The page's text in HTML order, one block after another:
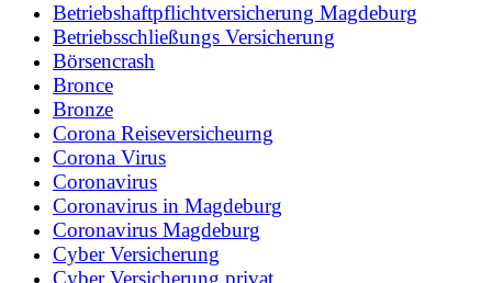
Betriebshaftpflichtversicherung Magdeburg
Betriebsschließungs Versicherung
Börsencrash
Bronce
Bronze
Corona Reiseversicheurng
Corona Virus
Coronavirus
Coronavirus in Magdeburg
Coronavirus Magdeburg
Cyber Versicherung
Cyber Versicherung privat